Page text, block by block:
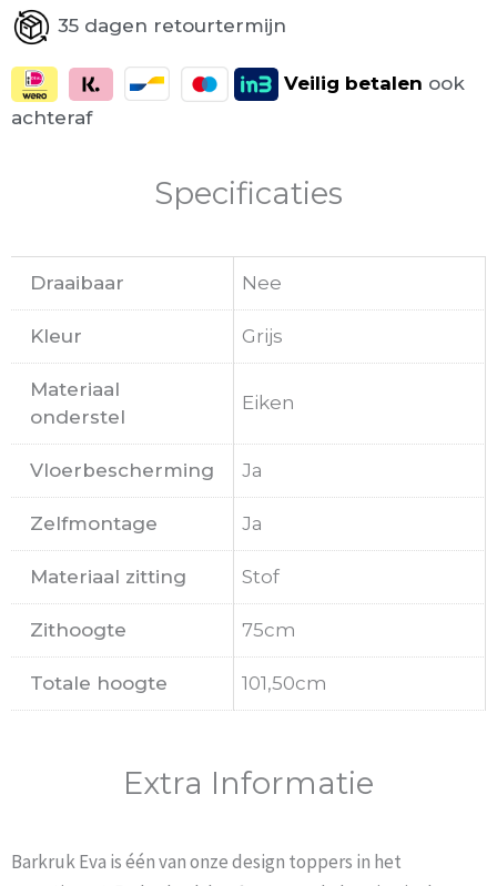
35 dagen retourtermijn
Veilig betalen ook
achteraf
Specificaties
Draaibaar Nee
Kleur Grijs
Materiaal
onderstel
Eiken
Vloerbescherming Ja
Zelfmontage Ja
Materiaal zitting Stof
Zithoogte 75cm
Totale hoogte 101,50cm
Extra Informatie
Barkruk Eva is één van onze design toppers in het